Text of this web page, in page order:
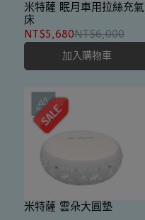
米特薩 眠月車用拉絲充氣
床
NT$5,680NT$6,000
加入購物車
米特薩 雲朵大圓墊